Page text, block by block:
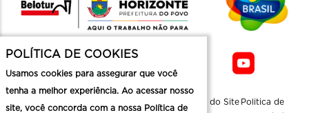
Mapa do Site Politica de
POLÍTICA DE COOKIES
Usamos cookies para assegurar que você
tenha a melhor experiência. Ao acessar nosso
site, você concorda com a nossa Política de